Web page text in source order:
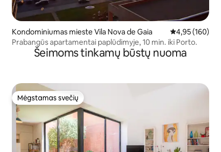
Kondominiumas mieste Vila Nova de Gaia Vidutinis
4,95 (160)
Prabangūs apartamentai paplūdimyje, 10 min. iki Porto.
Šeimoms tinkamų būstų nuoma
Mėgstamas svečių
Mėgstamas svečių